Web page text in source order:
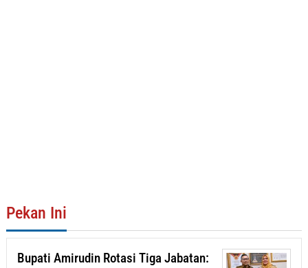
Pekan Ini
Bupati Amirudin Rotasi Tiga Jabatan: